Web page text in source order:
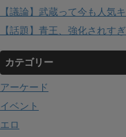
【議論】武蔵って今も人気
【話題】青王、強化されす
カテゴリー
アーケード
イベント
エロ